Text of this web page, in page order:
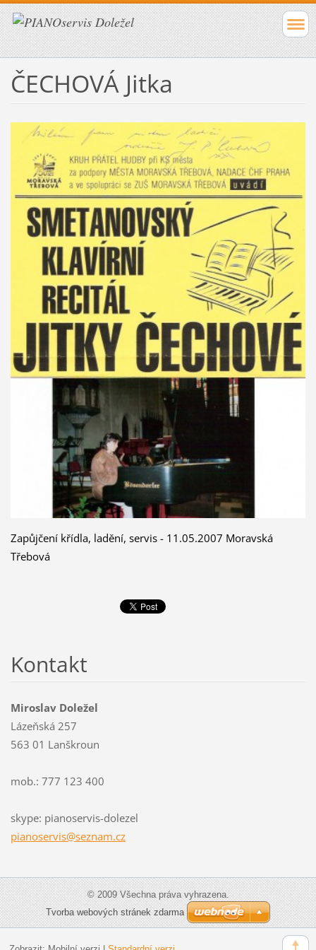
ČECHOVÁ Jitka
Zapůjčení křídla, ladění, servis - 11.05.2007 Moravská
Třebová
Kontakt
Miroslav Doležel
Lázeňská 257
563 01 Lanškroun
mob.: 777 123 400
skype: pianoservis-dolezel
pianoservis@seznam.cz
© 2009 Všechna práva vyhrazena.
Tvorba webových stránek zdarma